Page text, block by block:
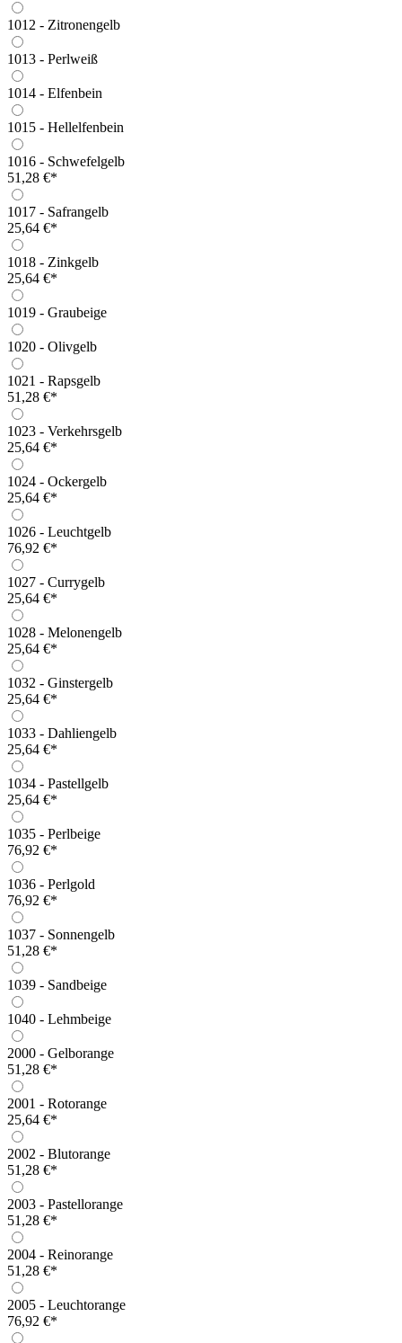
1012 - Zitronengelb
1013 - Perlweiß
1014 - Elfenbein
1015 - Hellelfenbein
1016 - Schwefelgelb
51,28 €*
1017 - Safrangelb
25,64 €*
1018 - Zinkgelb
25,64 €*
1019 - Graubeige
1020 - Olivgelb
1021 - Rapsgelb
51,28 €*
1023 - Verkehrsgelb
25,64 €*
1024 - Ockergelb
25,64 €*
1026 - Leuchtgelb
76,92 €*
1027 - Currygelb
25,64 €*
1028 - Melonengelb
25,64 €*
1032 - Ginstergelb
25,64 €*
1033 - Dahliengelb
25,64 €*
1034 - Pastellgelb
25,64 €*
1035 - Perlbeige
76,92 €*
1036 - Perlgold
76,92 €*
1037 - Sonnengelb
51,28 €*
1039 - Sandbeige
1040 - Lehmbeige
2000 - Gelborange
51,28 €*
2001 - Rotorange
25,64 €*
2002 - Blutorange
51,28 €*
2003 - Pastellorange
51,28 €*
2004 - Reinorange
51,28 €*
2005 - Leuchtorange
76,92 €*